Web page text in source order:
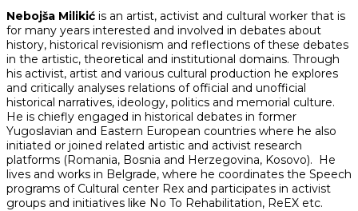
Nebojša Milikić is an artist, activist and cultural worker that is
for many years interested and involved in debates about
history, historical revisionism and reflections of these debates
in the artistic, theoretical and institutional domains. Through
his activist, artist and various cultural production he explores
and critically analyses relations of official and unofficial
historical narratives, ideology, politics and memorial culture.
He is chiefly engaged in historical debates in former
Yugoslavian and Eastern European countries where he also
initiated or joined related artistic and activist research
platforms (Romania, Bosnia and Herzegovina, Kosovo). He
lives and works in Belgrade, where he coordinates the Speech
programs of Cultural center Rex and participates in activist
groups and initiatives like No To Rehabilitation, ReEX etc.